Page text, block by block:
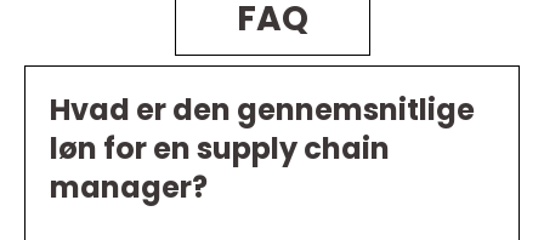
FAQ
Hvad er den gennemsnitlige
løn for en supply chain
manager?